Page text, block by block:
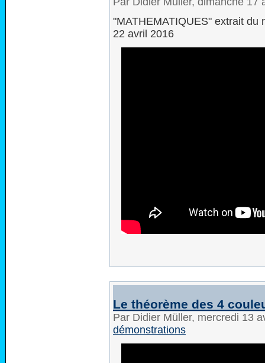
"MATHEMATIQUES" extrait du
22 avril 2016
Le théorème des 4
Par Didier Müller, mercredi 13
démonstrations